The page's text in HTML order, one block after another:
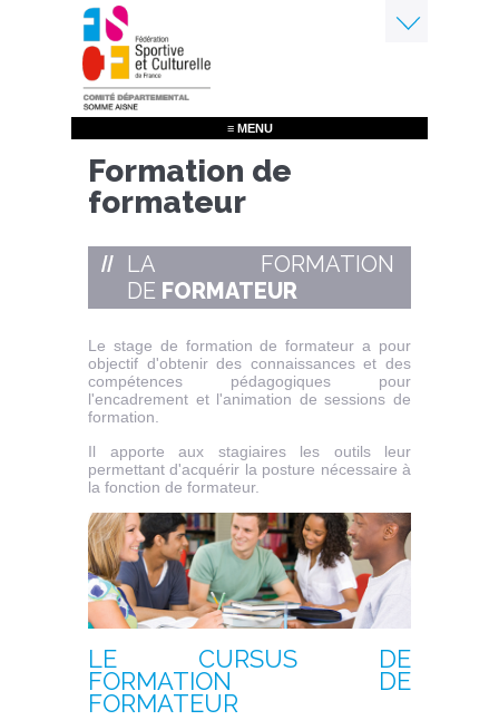
Aller
au
contenu
principal
≡ MENU
Formation de
formateur
LA FORMATION
DE FORMATEUR
Le stage de formation de formateur a pour
objectif d'obtenir des connaissances et des
compétences pédagogiques pour
l'encadrement et l'animation de sessions de
formation.
Il apporte aux stagiaires les outils leur
permettant d'acquérir la posture nécessaire à
la fonction de formateur.
LE CURSUS DE
FORMATION DE
FORMATEUR